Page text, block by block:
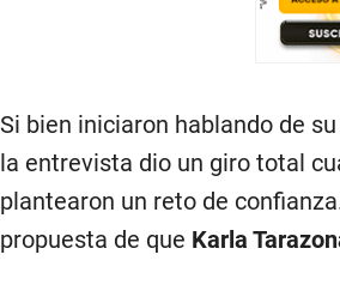
Si bien iniciaron hablando de
la entrevista dio un giro total
plantearon un reto de
propuesta de que Karla